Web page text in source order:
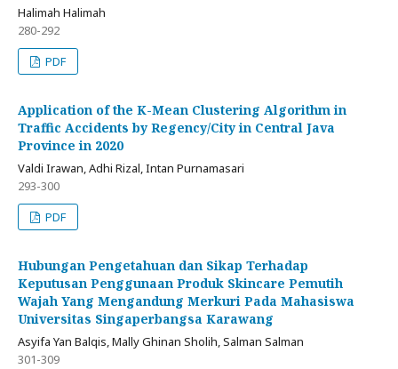
Halimah Halimah
280-292
PDF
Application of the K-Mean Clustering Algorithm in
Traffic Accidents by Regency/City in Central Java
Province in 2020
Valdi Irawan, Adhi Rizal, Intan Purnamasari
293-300
PDF
Hubungan Pengetahuan dan Sikap Terhadap
Keputusan Penggunaan Produk Skincare Pemutih
Wajah Yang Mengandung Merkuri Pada Mahasiswa
Universitas Singaperbangsa Karawang
Asyifa Yan Balqis, Mally Ghinan Sholih, Salman Salman
301-309